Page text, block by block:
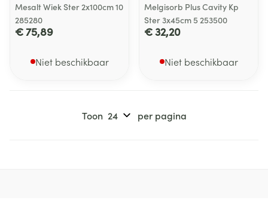
Mesalt Wiek Ster 2x100cm 10
285280
€ 75,89
Niet beschikbaar
Melgisorb Plus Cavity Kp
Ster 3x45cm 5 253500
€ 32,20
Niet beschikbaar
Toon per pagina